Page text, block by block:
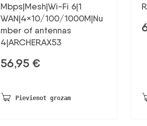
Mbps|Mesh|Wi-Fi 6|1
WAN|4×10/100/1000M|Nu
mber of antennas
4|ARCHERAX53
56,95 €
Pievienot grozam